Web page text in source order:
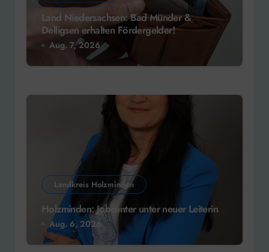
Land Niedersachsen: Bad Münder &
Delligsen erhalten Fördergelder!
Aug. 7, 2026
Landkreis Holzminden
Holzminden: Jobcenter unter neuer Leiterin
Aug. 6, 2026